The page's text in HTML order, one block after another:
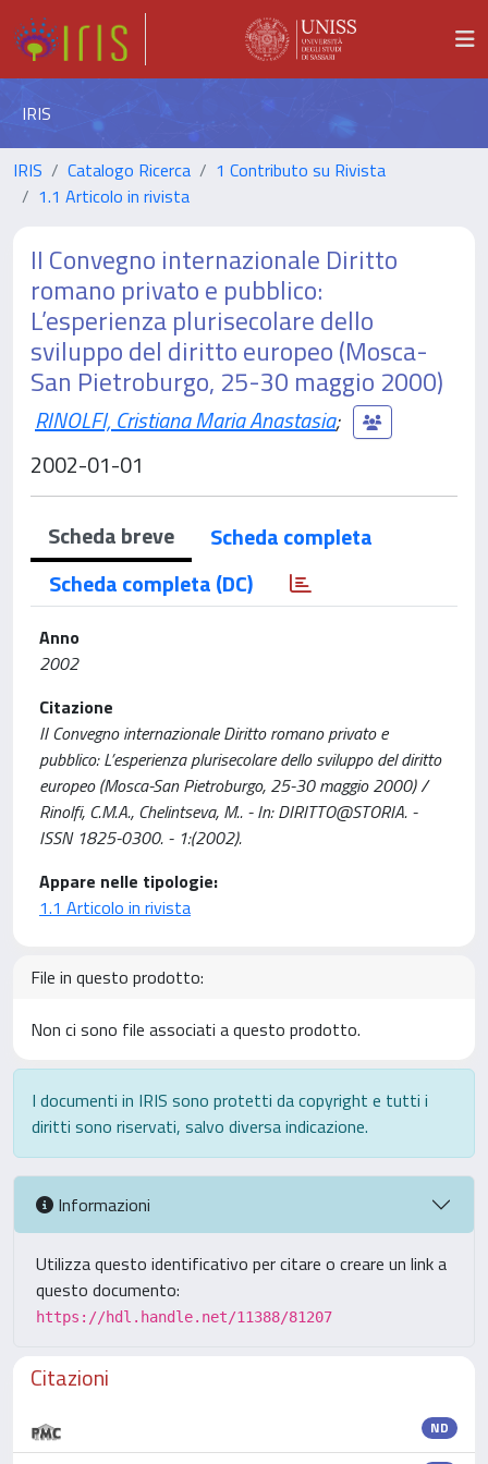
IRIS
IRIS Catalogo Ricerca
1 Contributo su Rivista
1.1 Articolo in rivista
II Convegno internazionale Diritto
romano privato e pubblico:
L’esperienza plurisecolare dello
sviluppo del diritto europeo (Mosca-
San Pietroburgo, 25-30 maggio 2000)
RINOLFI, Cristiana Maria Anastasia;
2002-01-01
Scheda breve
Scheda completa
Scheda completa (DC)
Anno
2002
Citazione
II Convegno internazionale Diritto romano privato e
pubblico: L’esperienza plurisecolare dello sviluppo del diritto
europeo (Mosca-San Pietroburgo, 25-30 maggio 2000) /
Rinolfi, C.M.A., Chelintseva, M.. - In: DIRITTO@STORIA. -
ISSN 1825-0300. - 1:(2002).
Appare nelle tipologie:
1.1 Articolo in rivista
File in questo prodotto:
Non ci sono file associati a questo prodotto.
I documenti in IRIS sono protetti da copyright e tutti i
diritti sono riservati, salvo diversa indicazione.
Informazioni
Utilizza questo identificativo per citare o creare un link a
questo documento:
https://hdl.handle.net/11388/81207
Citazioni
ND